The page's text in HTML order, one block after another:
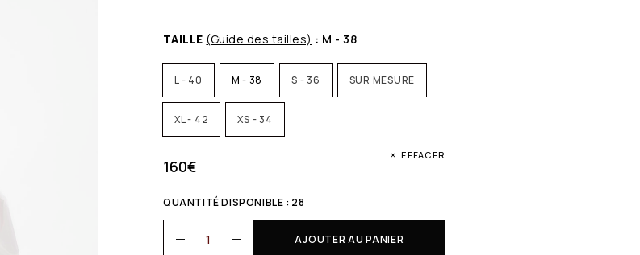
TAILLE (Guide des tailles) : M - 38
L - 40 M - 38 S - 36 SUR MESURE
XL - 42 XS - 34
EFFACER
160€
QUANTITÉ DISPONIBLE : 28
AJOUTER AU PANIER